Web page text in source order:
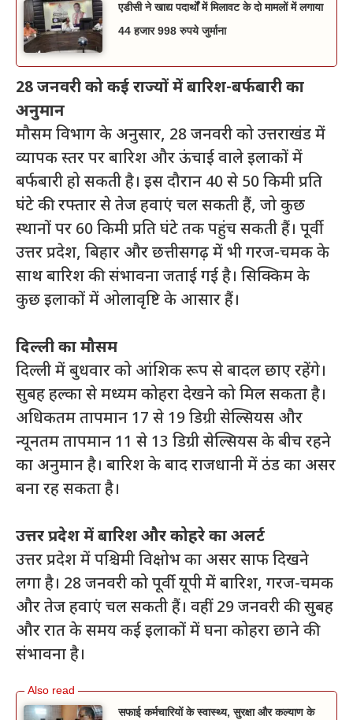
एडीसी ने खाद्य पदार्थों में मिलावट के दो मामलों में लगाया
44 हजार 998 रुपये जुर्माना
28 जनवरी को कई राज्यों में बारिश-बर्फबारी का
अनुमान
मौसम विभाग के अनुसार, 28 जनवरी को उत्तराखंड में
व्यापक स्तर पर बारिश और ऊंचाई वाले इलाकों में
बर्फबारी हो सकती है। इस दौरान 40 से 50 किमी प्रति
घंटे की रफ्तार से तेज हवाएं चल सकती हैं, जो कुछ
स्थानों पर 60 किमी प्रति घंटे तक पहुंच सकती हैं। पूर्वी
उत्तर प्रदेश, बिहार और छत्तीसगढ़ में भी गरज-चमक के
साथ बारिश की संभावना जताई गई है। सिक्किम के
कुछ इलाकों में ओलावृष्टि के आसार हैं।
दिल्ली का मौसम
दिल्ली में बुधवार को आंशिक रूप से बादल छाए रहेंगे।
सुबह हल्का से मध्यम कोहरा देखने को मिल सकता है।
अधिकतम तापमान 17 से 19 डिग्री सेल्सियस और
न्यूनतम तापमान 11 से 13 डिग्री सेल्सियस के बीच रहने
का अनुमान है। बारिश के बाद राजधानी में ठंड का असर
बना रह सकता है।
उत्तर प्रदेश में बारिश और कोहरे का अलर्ट
उत्तर प्रदेश में पश्चिमी विक्षोभ का असर साफ दिखने
लगा है। 28 जनवरी को पूर्वी यूपी में बारिश, गरज-चमक
और तेज हवाएं चल सकती हैं। वहीं 29 जनवरी की सुबह
और रात के समय कई इलाकों में घना कोहरा छाने की
संभावना है।
सफाई कर्मचारियों के स्वास्थ्य, सुरक्षा और कल्याण के